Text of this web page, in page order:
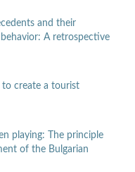
and their
A retrospective
to create a tourist
playing: The principle
of the Bulgarian